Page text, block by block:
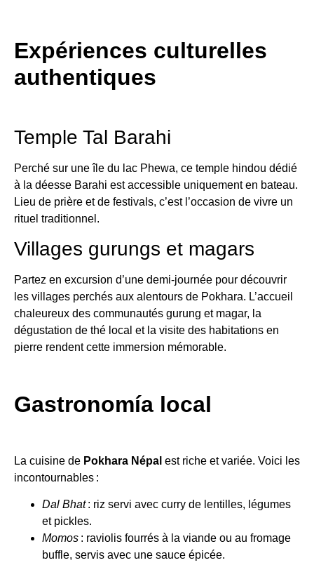
Expériences culturelles
authentiques
Temple Tal Barahi
Perché sur une île du lac Phewa, ce temple hindou dédié
à la déesse Barahi est accessible uniquement en bateau.
Lieu de prière et de festivals, c’est l’occasion de vivre un
rituel traditionnel.
Villages gurungs et magars
Partez en excursion d’une demi-journée pour découvrir
les villages perchés aux alentours de Pokhara. L’accueil
chaleureux des communautés gurung et magar, la
dégustation de thé local et la visite des habitations en
pierre rendent cette immersion mémorable.
Gastronomía local
La cuisine de Pokhara Népal est riche et variée. Voici les
incontournables :
Dal Bhat: riz servi avec curry de lentilles, légumes
et pickles.
Momos : raviolis fourrés à la viande ou au fromage
buffle, servis avec une sauce épicée.